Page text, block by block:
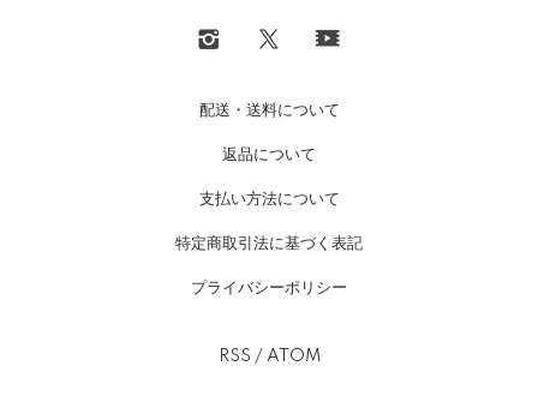
配送・送料について
返品について
支払い方法について
特定商取引法に基づく表記
プライバシーポリシー
RSS / ATOM